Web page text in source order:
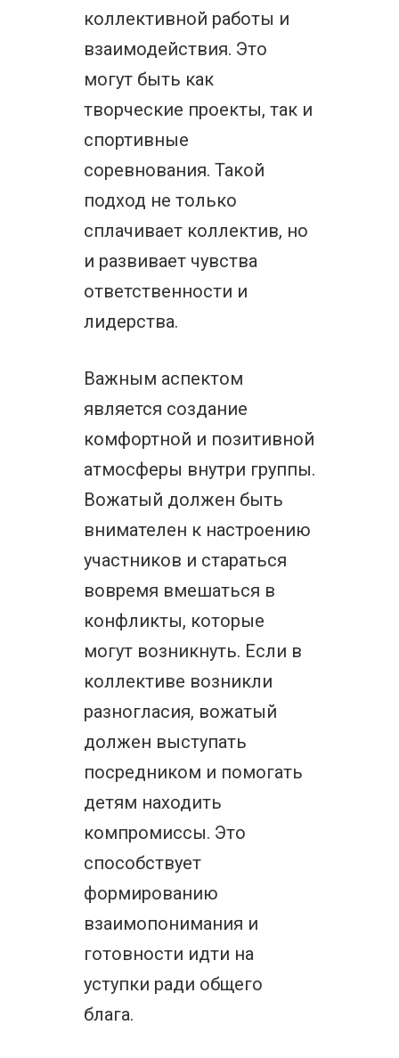
коллективной работы и
взаимодействия. Это
могут быть как
творческие проекты, так и
спортивные
соревнования. Такой
подход не только
сплачивает коллектив, но
и развивает чувства
ответственности и
лидерства.
Важным аспектом
является создание
комфортной и позитивной
атмосферы внутри группы.
Вожатый должен быть
внимателен к настроению
участников и стараться
вовремя вмешаться в
конфликты, которые
могут возникнуть. Если в
коллективе возникли
разногласия, вожатый
должен выступать
посредником и помогать
детям находить
компромиссы. Это
способствует
формированию
взаимопонимания и
готовности идти на
уступки ради общего
блага.